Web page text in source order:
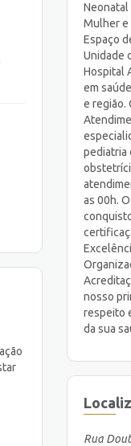
Neonatal
Mulher e
Espaço
Unidade
Hospital
em
e região.
pediatria
as 00h.
nosso
respeito
da sua
Rua